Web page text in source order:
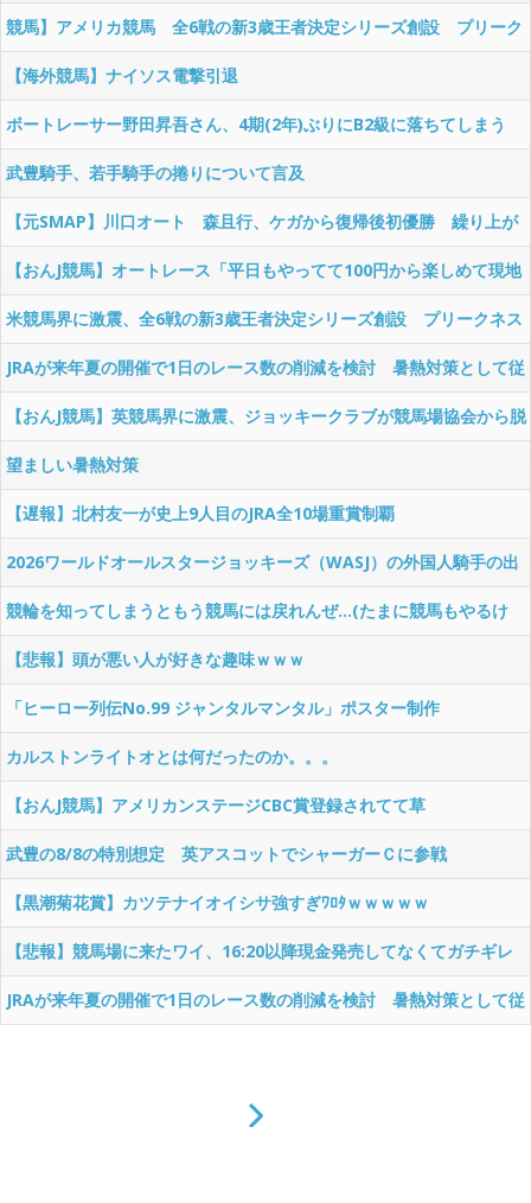
競馬】アメリカ競馬 全6戦の新3歳王者決定シリーズ創設 プリーク
ネスS排除で3冠が事実上の解体へ
【海外競馬】ナイソス電撃引退
ボートレーサー野田昇吾さん、4期(2年)ぶりにB2級に落ちてしまう
武豊騎手、若手騎手の捲りについて言及
【元SMAP】川口オート 森且行、ケガから復帰後初優勝 繰り上が
りで５年９か月ぶり「なんかおかしい感じ」
【おんJ競馬】オートレース「平日もやってて100円から楽しめて現地
に行かなくても買えるのに流行らない
米競馬界に激震、全6戦の新3歳王者決定シリーズ創設 プリークネス
S排除で伝統の3冠が事実上の解体へ
JRAが来年夏の開催で1日のレース数の削減を検討 暑熱対策として従
来の12レースから7レースへ
【おんJ競馬】英競馬界に激震、ジョッキークラブが競馬場協会から脱
退…新団体設立へ
望ましい暑熱対策
【遅報】北村友一が史上9人目のJRA全10場重賞制覇
2026ワールドオールスタージョッキーズ（WASJ）の外国人騎手の出
場騎手が決定
競輪を知ってしまうともう競馬には戻れんぜ…(たまに競馬もやるけ
ど)
【悲報】頭が悪い人が好きな趣味ｗｗｗ
「ヒーロー列伝No.99 ジャンタルマンタル」ポスター制作
カルストンライトオとは何だったのか。。。
【おんJ競馬】アメリカンステージCBC賞登録されてて草
武豊の8/8の特別想定 英アスコットでシャーガーＣに参戦
【黒潮菊花賞】カツテナイオイシサ強すぎﾜﾛﾀｗｗｗｗｗ
【悲報】競馬場に来たワイ、16:20以降現金発売してなくてガチギレ
JRAが来年夏の開催で1日のレース数の削減を検討 暑熱対策として従